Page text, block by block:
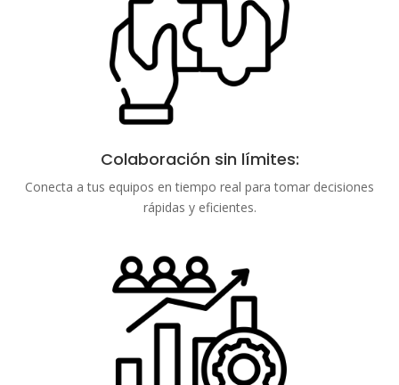
Colaboración sin límites:
Conecta a tus equipos en tiempo real para tomar decisiones
rápidas y eficientes.